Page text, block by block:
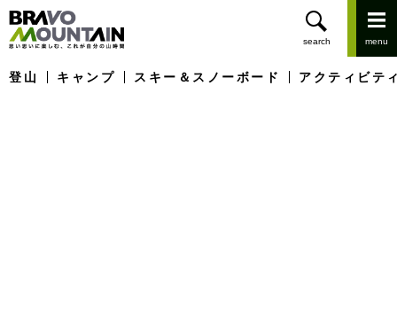
登山 キャンプ スキー＆スノーボード アクティビテ